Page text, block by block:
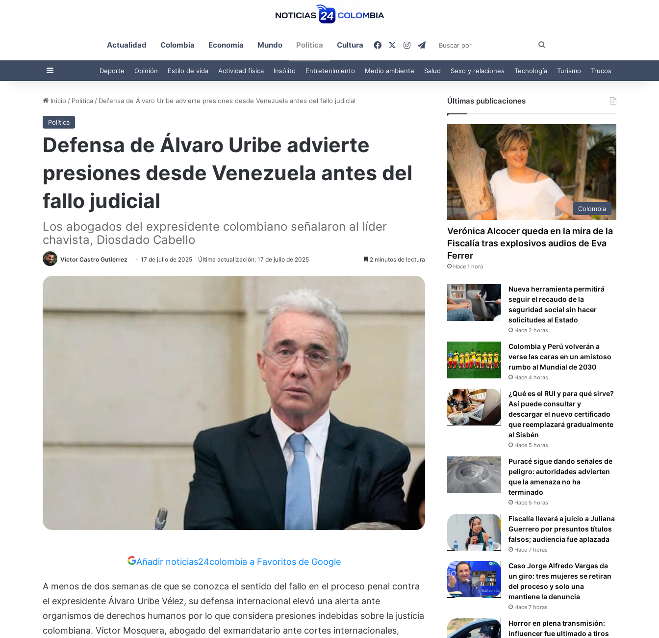
Actualidad Colombia Economía Mundo Política Cultura FacebookInstagram
Telegram
por
Barra lateral Deporte Opinión Estilo de vida Actividad física Insólito Entretenimiento Medio ambiente Salud Sexo y relaciones Tecnología Turismo Trucos
Inicio / Política / Defensa de Álvaro Uribe advierte presiones desde Venezuela antes del fallo judicial
Política
Defensa de Álvaro Uribe advierte
presiones desde Venezuela antes del
fallo judicial
Los abogados del expresidente colombiano señalaron al líder
chavista, Diosdado Cabello
Víctor Castro Gutierrez 17 de julio de 2025 Última actualización: 17 de julio de 2025 2 minutos de lectura
Añadir noticias24colombia a Favoritos de Google
A menos de dos semanas de que se conozca el sentido del fallo en el proceso penal contra
el expresidente Álvaro Uribe Vélez, su defensa internacional elevó una alerta ante
organismos de derechos humanos por lo que considera presiones indebidas sobre la justicia
colombiana. Víctor Mosquera, abogado del exmandatario ante cortes internacionales,
Últimas publicaciones
Colombia
Verónica Alcocer queda en la mira de la
Fiscalía tras explosivos audios de Eva
Ferrer
Hace 1 hora
Nueva herramienta permitirá
seguir el recaudo de la
seguridad social sin hacer
solicitudes al Estado
Hace 2 horas
Colombia y Perú volverán a
verse las caras en un amistoso
rumbo al Mundial de 2030
Hace 4 horas
¿Qué es el RUI y para qué sirve?
Así puede consultar y
descargar el nuevo certificado
que reemplazará gradualmente
al Sisbén
Hace 5 horas
Puracé sigue dando señales de
peligro: autoridades advierten
que la amenaza no ha
terminado
Hace 5 horas
Fiscalía llevará a juicio a Juliana
Guerrero por presuntos títulos
falsos; audiencia fue aplazada
Hace 7 horas
Caso Jorge Alfredo Vargas da
un giro: tres mujeres se retiran
del proceso y solo una
mantiene la denuncia
Hace 7 horas
Horror en plena transmisión:
influencer fue ultimado a tiros